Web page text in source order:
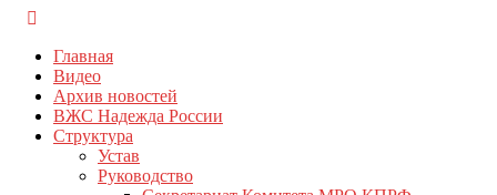
Перейти
содержимому
Главная
Видео
Архив новостей
ВЖС Надежда России
Структура
Устав
Руководство